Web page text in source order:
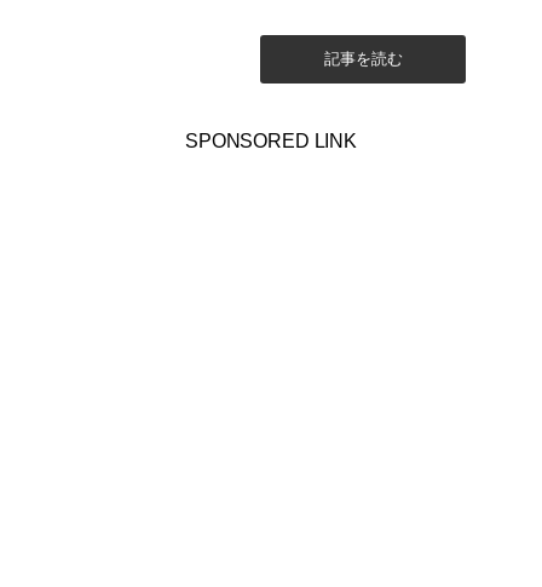
について書いてみます。
記事を読む
SPONSORED LINK